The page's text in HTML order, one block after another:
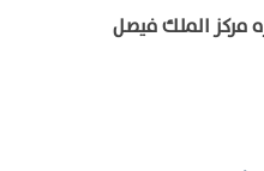
مركز الملك فيصل